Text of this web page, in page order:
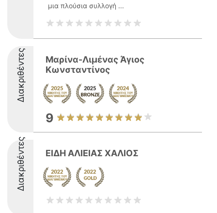
μια πλούσια συλλογή ...
Διακριθέντες
Μαρίνα-Λιμένας Άγιος
Κωνσταντίνος
9
Διακριθέντες ΕΙΔΗ ΑΛΙΕΙΑΣ ΧΑΛΙΟΣ